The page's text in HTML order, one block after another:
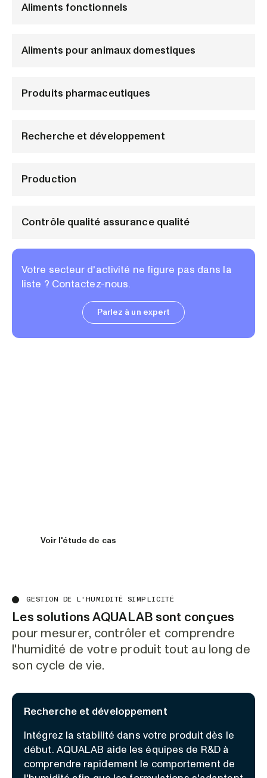
Aliments fonctionnels
Aliments pour animaux domestiques
Produits pharmaceutiques
Recherche et développement
Production
Contrôle qualité assurance qualité
Votre secteur d'activité ne figure pas dans la
liste ? Contactez-nous.
Parlez à un expert
Voir l'étude de cas
GESTION DE L'HUMIDITÉ SIMPLICITÉ
Les solutions AQUALAB sont conçues
pour mesurer, contrôler et comprendre
l'humidité de votre produit tout au long de
son cycle de vie.
Recherche et développement
Intégrez la stabilité dans votre produit dès le
début. AQUALAB aide les équipes de R&D à
comprendre rapidement le comportement de